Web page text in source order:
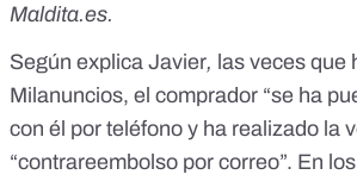
Maldita.es.
Según explica Javier, las veces que
Milanuncios, el comprador “se ha
con él por teléfono y ha realizado la
“contrareembolso por correo”. En